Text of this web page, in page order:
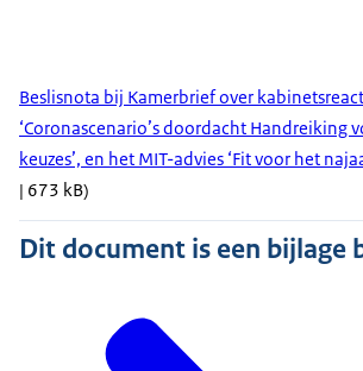
Beslisnota bij Kamerbrief over
‘Coronascenario’s doordacht Handreiking
keuzes’, en het MIT-advies ‘Fit voor het
| 673 kB)
Dit document is een bijlage